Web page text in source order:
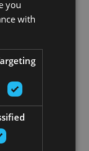
you
with